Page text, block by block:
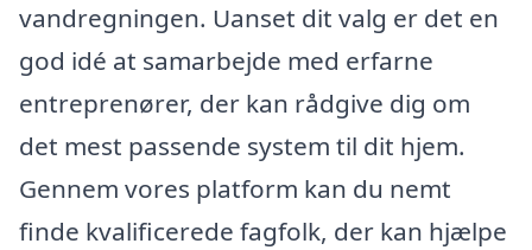
vandregningen. Uanset dit valg er det en
god idé at samarbejde med erfarne
entreprenører, der kan rådgive dig om
det mest passende system til dit hjem.
Gennem vores platform kan du nemt
finde kvalificerede fagfolk, der kan hjælpe